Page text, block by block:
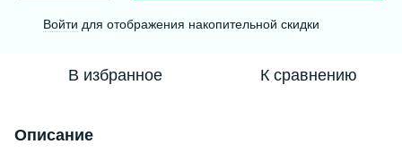
Войти для отображения накопительной скидки
В избранное К сравнению
Описание